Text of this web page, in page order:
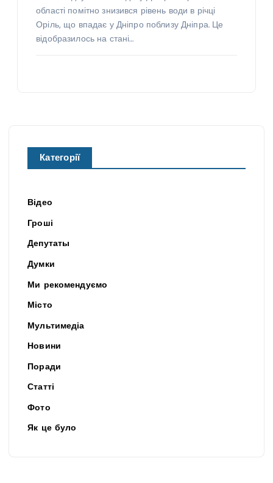
області помітно знизився рівень води в річці
Оріль, що впадає у Дніпро поблизу Дніпра. Це
відобразилось на стані…
Категорії
Відео
Гроші
Депутаты
Думки
Ми рекомендуємо
Місто
Мультимедіа
Новини
Поради
Статті
Фото
Як це було